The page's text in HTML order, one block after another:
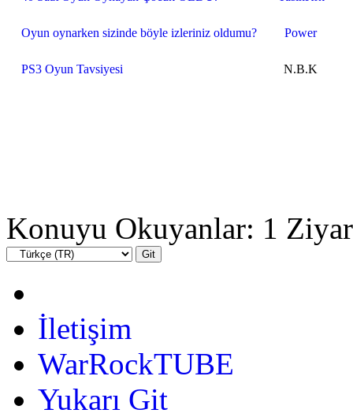
Oyun oynarken sizinde böyle izleriniz oldumu? Power
PS3 Oyun Tavsiyesi N.B.K
Konuyu Okuyanlar: 1
İletişim
WarRockTUBE
Yukarı Git